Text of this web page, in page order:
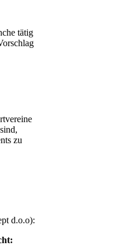
tätig
zu
d.o.o):